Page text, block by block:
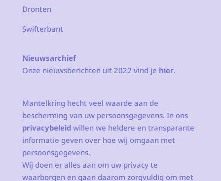
Dronten
Swifterbant
Nieuwsarchief
Onze nieuwsberichten uit 2022 vind je hier.
Mantelkring hecht veel waarde aan de
bescherming van uw persoonsgegevens. In ons
privacybeleidwillen we heldere en transparante
informatie geven over hoe wij omgaan met
persoonsgegevens.
Wij doen er alles aan om uw privacy te
waarborgen en gaan daarom zorgvuldig om met